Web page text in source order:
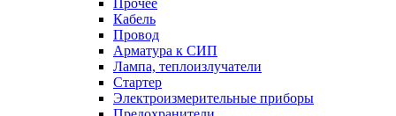
Прочее
Кабель
Провод
Арматура к СИП
Лампа, теплоизлучатели
Стартер
Электроизмерительные приборы